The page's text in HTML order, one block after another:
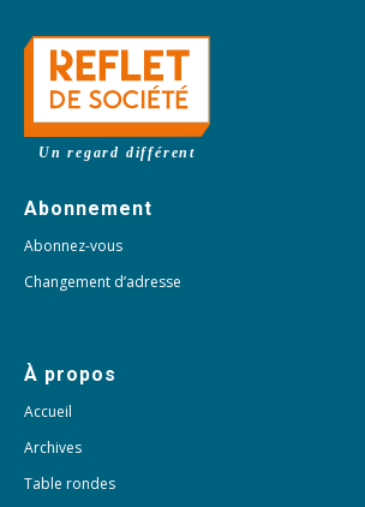
Un regard différent
Abonnement
Abonnez-vous
Changement d’adresse
À propos
Accueil
Archives
Table rondes